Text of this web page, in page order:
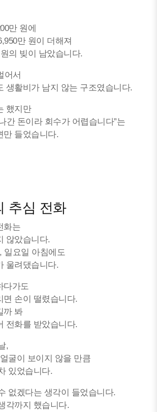
만 원에
만 원이 더해져
의 빚이 남았습니다.
어서
생활비가 남지 않는 구조였습니다.
했지만
간 돈이라 회수가 어렵습니다”는
만 들었습니다.
추심 전화
화는
않았습니다.
일요일 아침에도
울려댔습니다.
다가도
면 손이 떨렸습니다.
까 봐
전화를 받았습니다.
,
굴이 보이지 않을 만큼
있었습니다.
없겠다는 생각이 들었습니다.
각까지 했습니다.